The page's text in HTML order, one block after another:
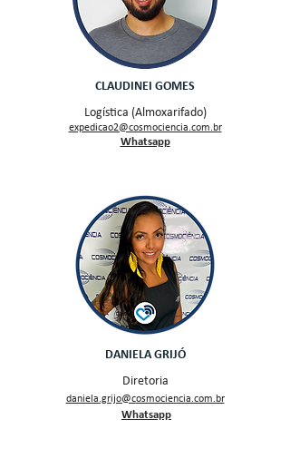
CLAUDINEI GOMES
Logística (Almoxarifado)
expedicao2@cosmociencia.com.br
Whatsapp
DANIELA GRIJÓ
Diretoria
daniela.grijo@cosmociencia.com.br
Whatsapp